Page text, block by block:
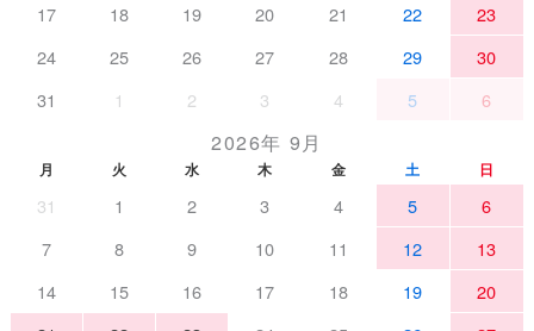
17
18 19 20 21 22
23
24
25 26 27 28 29
30
31
1 2 3 4 5 6
2026年 9月
月 火 水 木 金 土 日
31 1 2 3 4 5
6
7
8 9 10 11 12
13
14
15 16 17 18 19
20